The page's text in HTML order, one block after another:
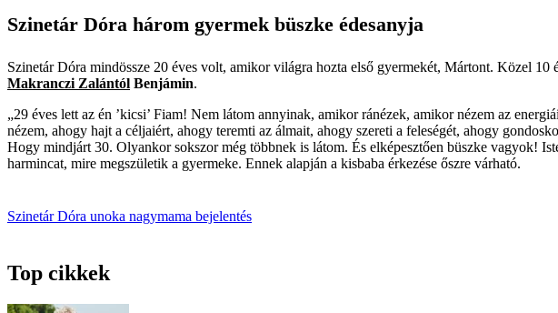
Szinetár Dóra három gyermek büszke édesanyja
Szinetár Dóra mindössze 20 éves volt, amikor világra hozta első gyermekét, Mártont. Közel 10
Makranczi Zalántól Benjámin.
„29 éves lett az én ’kicsi’ Fiam! Nem látom annyinak, amikor ránézek, amikor nézem az
nézem, ahogy hajt a céljaiért, ahogy teremti az álmait, ahogy szereti a feleségét, ahogy
Hogy mindjárt 30. Olyankor sokszor még többnek is látom. És elképesztően büszke vagyok!
harmincat, mire megszületik a gyermeke. Ennek alapján a kisbaba érkezése őszre várható.
Szinetár Dóra unoka nagymama bejelentés
Top cikkek